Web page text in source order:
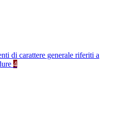
di carattere generale riferiti a
4